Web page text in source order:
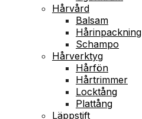
Hårvård
Balsam
Hårinpackning
Schampo
Hårverktyg
Hårfön
Hårtrimmer
Locktång
Plattång
Läppstift